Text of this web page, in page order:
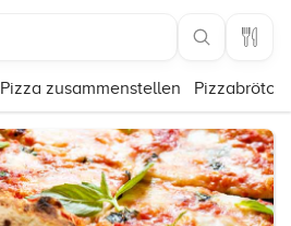
Pizza zusammenstellen